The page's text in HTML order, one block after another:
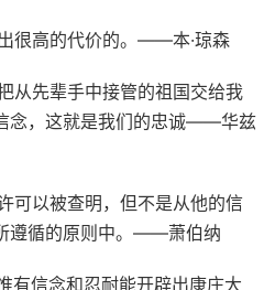
很高的代价的。——本·琼森
从先辈手中接管的祖国交给我
念，这就是我们的忠诚——华兹
可以被查明，但不是从他的信
遵循的原则中。——萧伯纳
有信念和忍耐能开辟出康庄大